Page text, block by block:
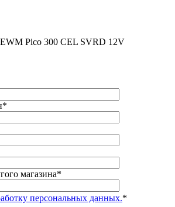
Pico 300 CEL SVRD 12V
*
магазина*
персональных данных.*